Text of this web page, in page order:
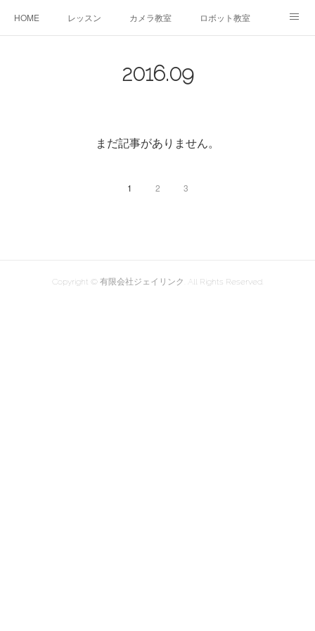
HOME レッスン カメラ教室 ロボット教室
2016.09
まだ記事がありません。
1 2 3
Copyright © 有限会社ジェイリンク. All Rights Reserved.